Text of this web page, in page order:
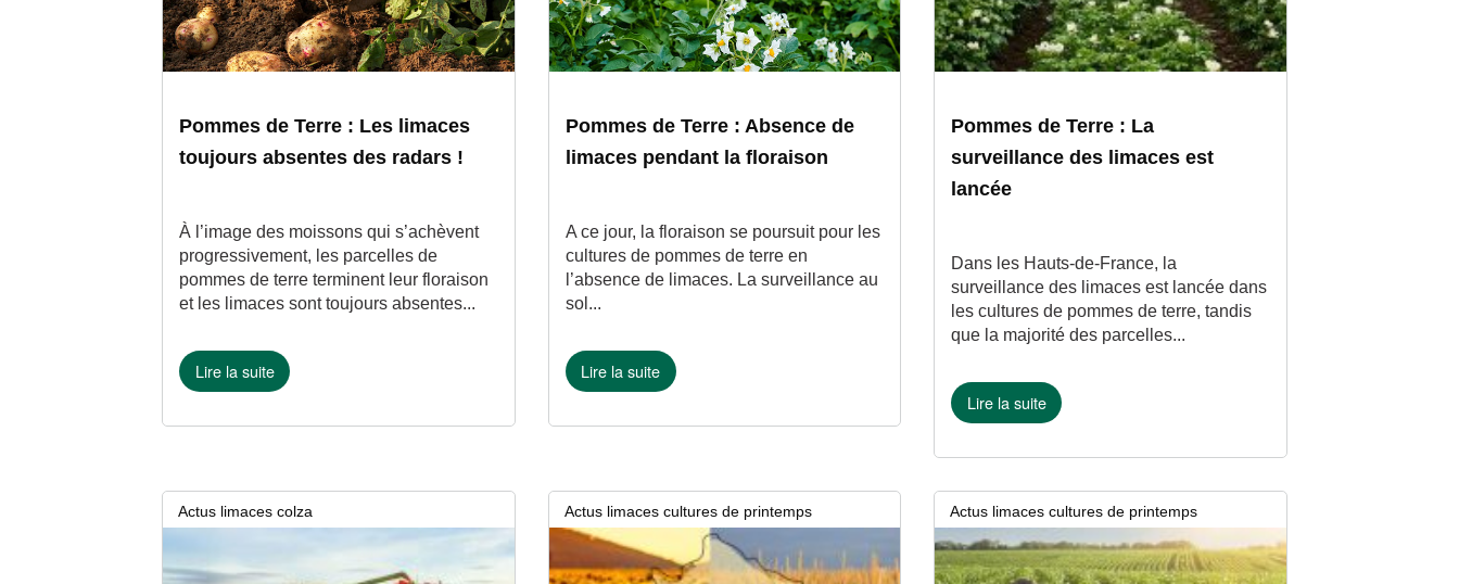
Pommes de Terre : Les limaces
toujours absentes des radars !
À l’image des moissons qui s’achèvent
progressivement, les parcelles de
pommes de terre terminent leur floraison
et les limaces sont toujours absentes...
Lire la suite
Pommes de Terre : Absence de
limaces pendant la floraison
A ce jour, la floraison se poursuit pour les
cultures de pommes de terre en
l’absence de limaces. La surveillance au
sol...
Lire la suite
Pommes de Terre : La
surveillance des limaces est
lancée
Dans les Hauts-de-France, la
surveillance des limaces est lancée dans
les cultures de pommes de terre, tandis
que la majorité des parcelles...
Lire la suite
Actus limaces colza
11 juin 2026
Actus limaces cultures de printemps
19 mai 2026
Actus limaces cultures de printemps